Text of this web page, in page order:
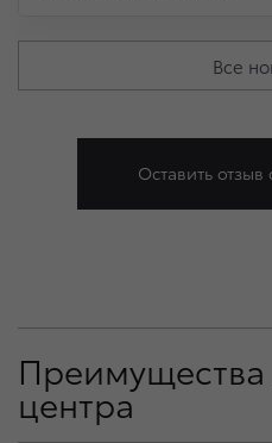
Все
Оставить
Преимущества
центра